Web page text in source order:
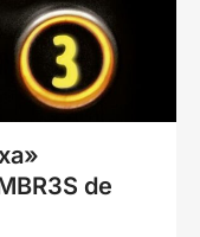
de